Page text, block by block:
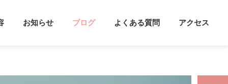
お知らせ ブログ よくある質問 アクセス
詳細を見る